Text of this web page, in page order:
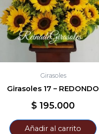
Girasoles
Girasoles 17 – REDONDO
$ 195.000
Añadir al carrito